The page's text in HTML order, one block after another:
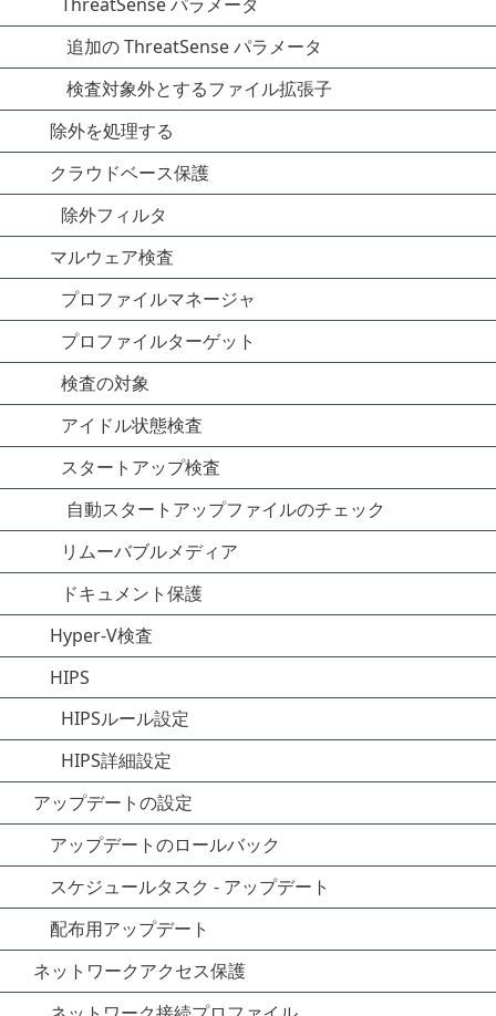
追加の ThreatSense パラメータ
検査対象外とするファイル拡張子
除外を処理する
クラウドベース保護
除外フィルタ
マルウェア検査
プロファイルマネージャ
プロファイルターゲット
検査の対象
アイドル状態検査
スタートアップ検査
自動スタートアップファイルのチェック
リムーバブルメディア
ドキュメント保護
Hyper-V検査
HIPS
HIPSルール設定
HIPS詳細設定
アップデートの設定
アップデートのロールバック
スケジュールタスク - アップデート
配布用アップデート
ネットワークアクセス保護